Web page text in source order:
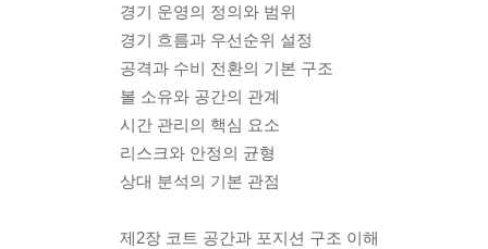
경기 운영의 정의와 범위
경기 흐름과 우선순위 설정
공격과 수비 전환의 기본 구조
볼 소유와 공간의 관계
시간 관리의 핵심 요소
리스크와 안정의 균형
상대 분석의 기본 관점
제2장 코트 공간과 포지션 구조 이해